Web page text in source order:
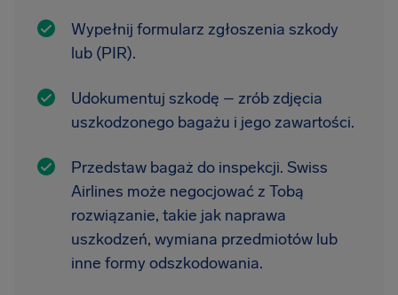
Wypełnij formularz zgłoszenia szkody
lub (PIR).
Udokumentuj szkodę – zrób zdjęcia
uszkodzonego bagażu i jego zawartości.
Przedstaw bagaż do inspekcji. Swiss
Airlines może negocjować z Tobą
rozwiązanie, takie jak naprawa
uszkodzeń, wymiana przedmiotów lub
inne formy odszkodowania.